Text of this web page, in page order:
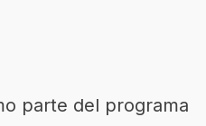
parte del programa